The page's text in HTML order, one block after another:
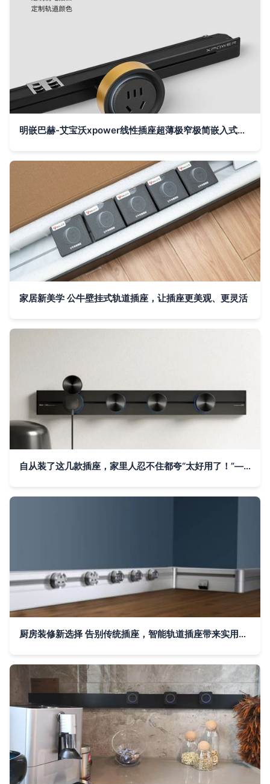
明嵌巴赫-艾宝沃xpower线性插座超薄极窄极简嵌入式轨道插座
家居新美学 公牛壁挂式轨道插座，让插座更美观、更灵活
自从装了这几款插座，家里人忍不住都夸“太好用了！”——轨道插座的使用体验
厨房装修新选择 告别传统插座，智能轨道插座带来实用与安全